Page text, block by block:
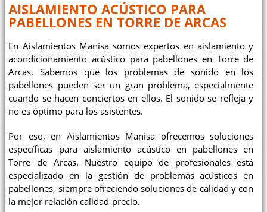
AISLAMIENTO ACÚSTICO PARA
PABELLONES EN TORRE DE ARCAS
En Aislamientos Manisa somos expertos en aislamiento y
acondicionamiento acústico para pabellones en Torre de
Arcas. Sabemos que los problemas de sonido en los
pabellones pueden ser un gran problema, especialmente
cuando se hacen conciertos en ellos. El sonido se refleja y
no es óptimo para los asistentes.
Por eso, en Aislamientos Manisa ofrecemos soluciones
específicas para aislamiento acústico en pabellones en
Torre de Arcas. Nuestro equipo de profesionales está
especializado en la gestión de problemas acústicos en
pabellones, siempre ofreciendo soluciones de calidad y con
la mejor relación calidad-precio.